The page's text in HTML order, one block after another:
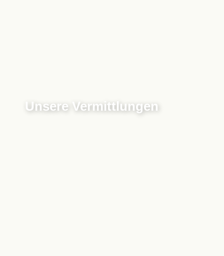
Unsere Vermittlungen